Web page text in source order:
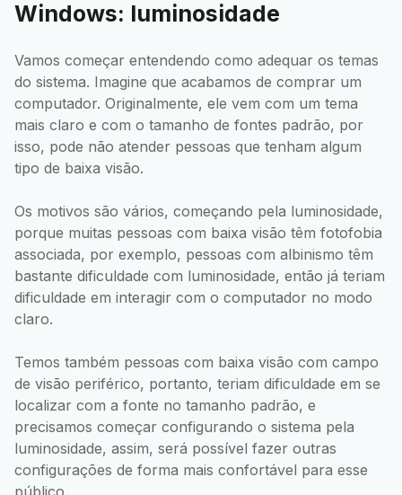
Windows: luminosidade
Vamos começar entendendo como adequar os temas
do sistema. Imagine que acabamos de comprar um
computador. Originalmente, ele vem com um tema
mais claro e com o tamanho de fontes padrão, por
isso, pode não atender pessoas que tenham algum
tipo de baixa visão.
Os motivos são vários, começando pela luminosidade,
porque muitas pessoas com baixa visão têm fotofobia
associada, por exemplo, pessoas com albinismo têm
bastante dificuldade com luminosidade, então já teriam
dificuldade em interagir com o computador no modo
claro.
Temos também pessoas com baixa visão com campo
de visão periférico, portanto, teriam dificuldade em se
localizar com a fonte no tamanho padrão, e
precisamos começar configurando o sistema pela
luminosidade, assim, será possível fazer outras
configurações de forma mais confortável para esse
público.